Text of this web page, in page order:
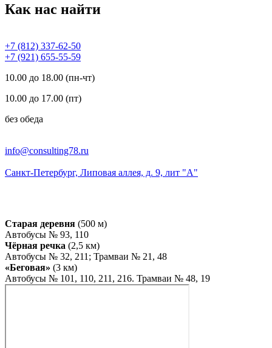
Как нас найти
+7 (812) 337-62-50
+7 (921) 655-55-59
10.00 до 18.00 (пн-чт)
10.00 до 17.00 (пт)
без обеда
info@consulting78.ru
Санкт-Петербург, Липовая аллея, д. 9, лит "А"
Старая деревня (500 м)
Автобусы № 93, 110
Чёрная речка (2,5 км)
Автобусы № 32, 211; Трамваи № 21, 48
«Беговая» (3 км)
Автобусы № 101, 110, 211, 216. Трамваи № 48, 19